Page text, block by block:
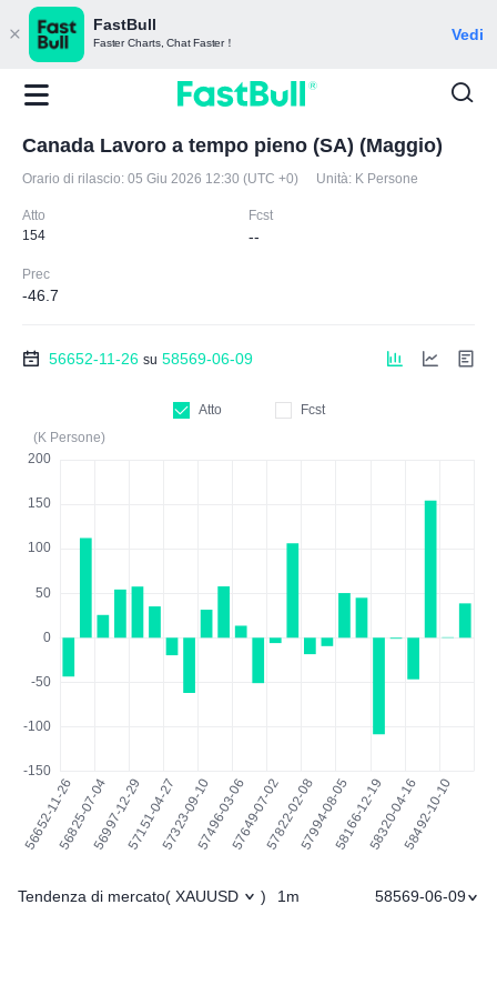
FastBull
Faster Charts, Chat Faster！ Vedi
Canada Lavoro a tempo pieno (SA) (Maggio)
Orario di rilascio: 05 Giu 2026 12:30 (UTC +0) Unità: K Persone
Atto
154
Fcst
--
Prec
-46.7
56652-11-26 su 58569-06-09
Atto
Fcst
(K Persone)
Tendenza di mercato( XAUUSD ) 1m 58569-06-09